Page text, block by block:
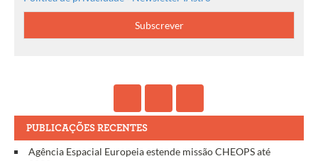
PUBLICAÇÕES RECENTES
Agência Espacial Europeia estende missão CHEOPS até